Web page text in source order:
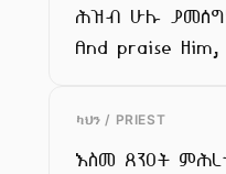
ሕዝብ ሁሉ
And praise
ካህን / PRIEST
እስመ ጸንዐት